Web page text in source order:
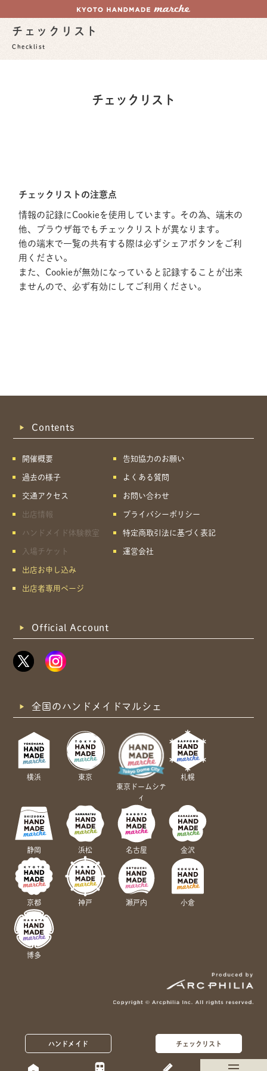
ハンドメイド チェックリスト
チェックリスト
Checklist
チェックリスト
チェックリストの注意点
情報の記録にCookieを使用しています。その為、端末の
他、ブラウザ毎でもチェックリストが異なります。
他の端末で一覧の共有する際は必ずシェアボタンをご利
用ください。
また、Cookieが無効になっていると記録することが出来
ませんので、必ず有効にしてご利用ください。
Contents
開催概要
過去の様子
交通アクセス
出店情報
ハンドメイド体験教室
入場チケット
出店お申し込み
出店者専用ページ
告知協力のお願い
よくある質問
お問い合わせ
プライバシーポリシー
特定商取引法に基づく表記
運営会社
Official Account
全国のハンドメイドマルシェ
横浜
東京
東京ドームシテ
ィ
札幌
静岡 浜松 名古屋 金沢
京都 神戸 瀬戸内 小倉
博多